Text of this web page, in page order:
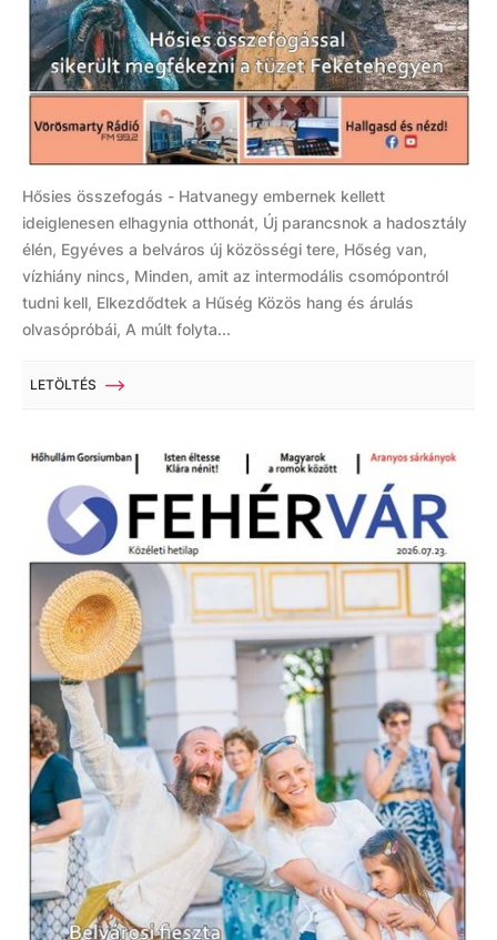
Hősies összefogás - Hatvanegy embernek kellett
ideiglenesen elhagynia otthonát, Új parancsnok a hadosztály
élén, Egyéves a belváros új közösségi tere, Hőség van,
vízhiány nincs, Minden, amit az intermodális csomópontról
tudni kell, Elkezdődtek a Hűség Közös hang és árulás
olvasópróbái, A múlt folyta...
LETÖLTÉS